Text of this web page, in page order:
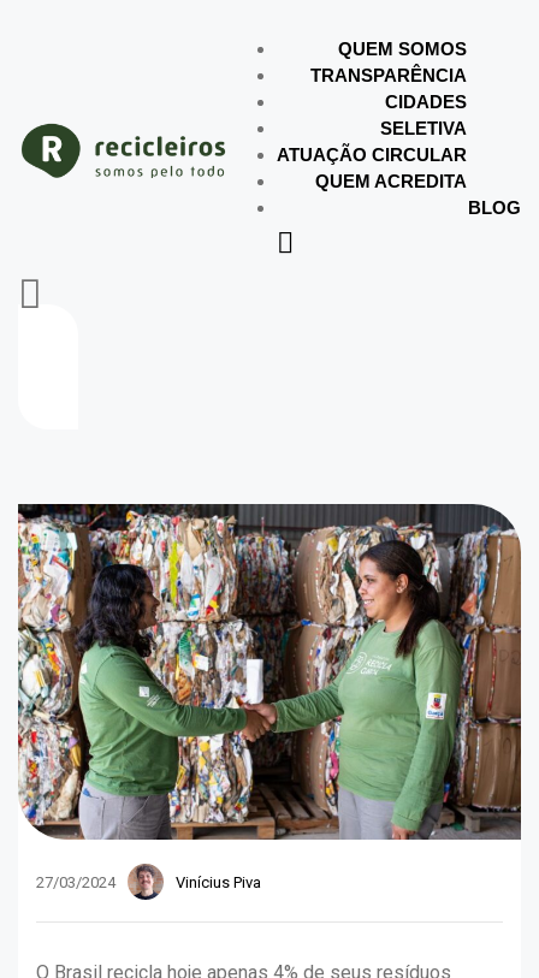
QUEM SOMOS
TRANSPARÊNCIA
CIDADES
SELETIVA
ATUAÇÃO CIRCULAR
QUEM ACREDITA
BLOG
27/03/2024 Vinícius Piva
O Brasil recicla hoje apenas 4% de seus resíduos